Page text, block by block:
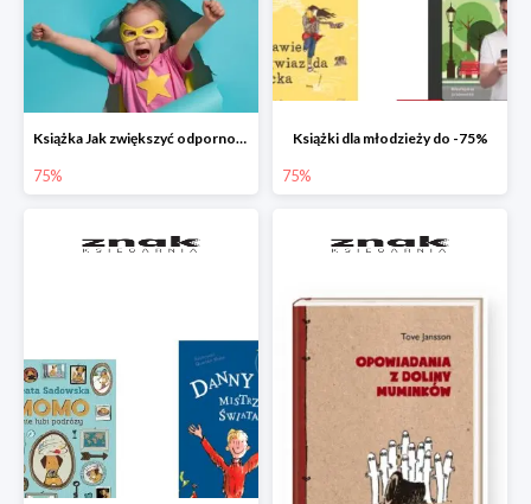
Książka Jak zwiększyć odporność swojego dziecka w promocji
75%
Książki dla młodzieży do -75%
75%